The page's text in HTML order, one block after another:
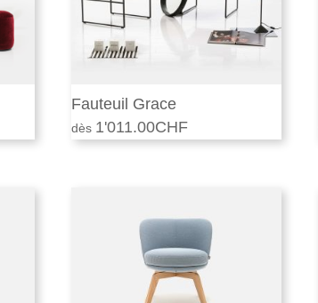
Fauteuil Grace
1'011.00CHF